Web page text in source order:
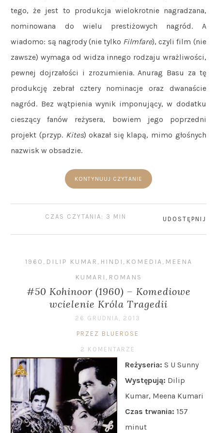
tego, że jest to produkcja wielokrotnie nagradzana,
nominowana do wielu prestiżowych nagród. A
wiadomo: są nagrody (nie tylko Filmfare), czyli film (nie
zawsze) wymaga od widza innego rodzaju wrażliwości,
pewnej dojrzałości i zrozumienia. Anurag Basu za tę
produkcję zebrał cztery nominacje oraz dwanaście
nagród. Bez wątpienia wynik imponujący, w dodatku
cieszący fanów reżysera, bowiem jego poprzedni
projekt (przyp. Kites) okazał się klapą, mimo głośnych
nazwisk w obsadzie.
KONTYNUUJ CZYTANIE
CZAS CZYTANIA: 3 MIN UDOSTĘPNIJ
1960 , DILIP KUMAR , HINDI , KOMEDIA, MEENA
KUMARI , ROMANS
#50 Kohinoor (1960) – Komediowe
wcielenie Króla Tragedii
26 GRUDNIA, 2013
PRZEZ BLUEROSE
2 KOMENTARZE
Reżyseria: S U Sunny
Występują: Dilip
Kumar, Meena Kumari
Czas trwania: 157
minut